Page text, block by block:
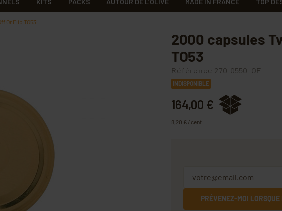
KITS PACKS AUTOUR DE L’OLIVE MADE IN FRANCE TOP
Or Flip TO53
2000 capsules
TO53
Référence 270-0550_OF
INDISPONIBLE
164,00 €
8,20 € / cent
PRÉVENEZ-MOI